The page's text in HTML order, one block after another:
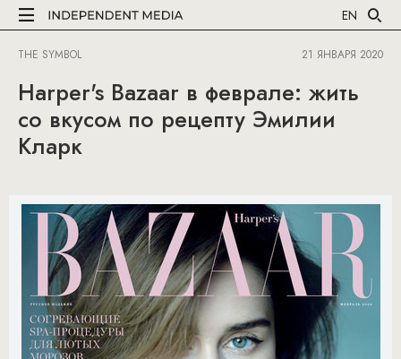
EN
THE SYMBOL 21 ЯНВАРЯ 2020
Harper's Bazaar в феврале: жить
со вкусом по рецепту Эмилии
Кларк